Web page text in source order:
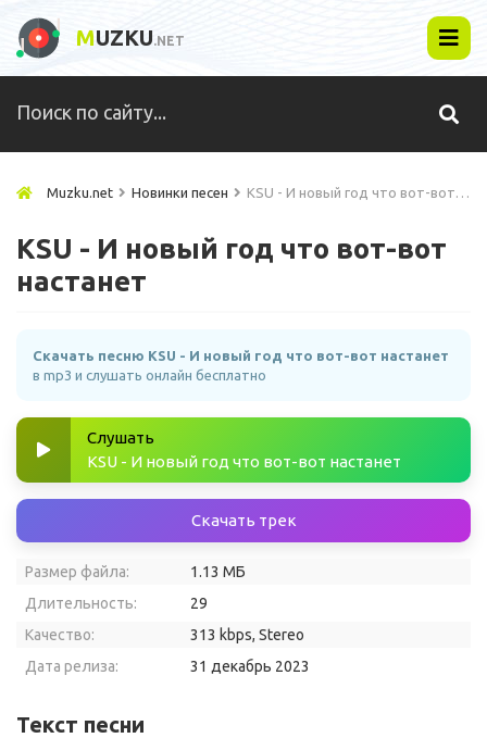
MUZKU.NET
Muzku.net Новинки песен KSU - И новый год что вот-вот настанет
KSU - И новый год что вот-вот
настанет
Скачать песню KSU - И новый год что вот-вот настанет
в mp3 и слушать онлайн бесплатно
Слушать
KSU - И новый год что вот-вот настанет
Скачать трек
Размер файла:
1.13 МБ
Длительность:
29
Качество:
313 kbps, Stereo
Дата релиза:
31 декабрь 2023
Текст песни